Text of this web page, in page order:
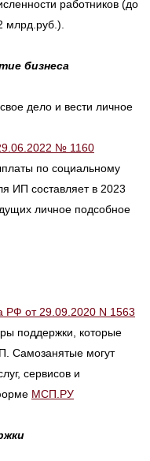
работников (до
млрд.руб.).
бизнеса
дело и вести личное
№ 1160
по социальному
ИП составляет в 2023
личное подсобное
РФ от 29.09.2020 N 1563
поддержки, которые
Самозанятые могут
сервисов и
МСП.РУ